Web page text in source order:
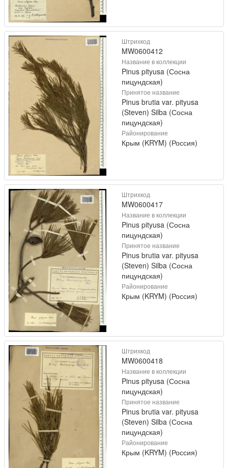
Штрихкод
MW0600412
Название в коллекции
Pinus pityusa (Сосна
пицундская)
Принятое название
Pinus brutia var. pityusa
(Steven) Silba (Сосна
пицундская)
Районирование
Крым (KRYM) (Россия)
Штрихкод
MW0600417
Название в коллекции
Pinus pityusa (Сосна
пицундская)
Принятое название
Pinus brutia var. pityusa
(Steven) Silba (Сосна
пицундская)
Районирование
Крым (KRYM) (Россия)
Штрихкод
MW0600418
Название в коллекции
Pinus pityusa (Сосна
пицундская)
Принятое название
Pinus brutia var. pityusa
(Steven) Silba (Сосна
пицундская)
Районирование
Крым (KRYM) (Россия)